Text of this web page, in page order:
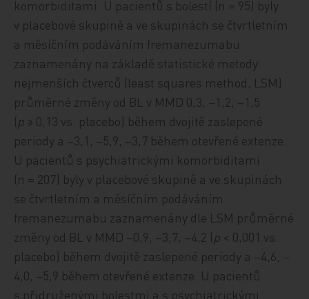
komorbiditami. U pacientů s bolestí (n = 95) byly
v placebové skupině a ve skupinách se čtvrtletním
a měsíčním podáváním fremanezumabu
zaznamenány na základě statistické metody
nejmenších čtverců (least squares method, LSM)
průměrné změny od BL v MMD 0,3, –1,2, –1,5
(p ≥ 0,13 vs. placebo) během dvojitě zaslepené
periody a –3,1, –5,9, –3,7 během otevřené extenze.
U pacientů s psychiatrickými komorbiditami
(n = 207) byly v placebové skupině a ve skupinách
se čtvrtletním a měsíčním podáváním
fremanezumabu zaznamenány dle LSM průměrné
změny od BL v MMD –0,9, –3,7, –4,2 (p < 0,001 vs.
placebo) během dvojitě zaslepené periody a –4,6, –
4,0, –5,9 během otevřené extenze. U pacientů
s přidruženými bolestmi a s psychiatrickými